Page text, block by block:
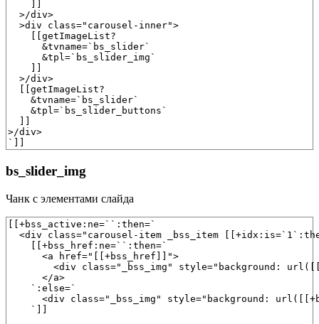
  >/div>
  >div class="carousel-inner">
    [[getImageList?
      &tvname=`bs_slider`
      &tpl=`bs_slider_img`
  >/div>
  [[getImageList?
    &tvname=`bs_slider`
    &tpl=`bs_slider_buttons`
>/div>
`]]
bs_slider_img
Чанк с элементами слайда
[[+bss_active:ne=``:then=`
<div class="carousel-item _bss_item
    [[+bss_href:ne=``:then=`
      <a href="[[+bss_href]]">
<div class="_bss_img" style="background:
      </a>
    `:else=`
<div class="_bss_img" style="background:
    `]]